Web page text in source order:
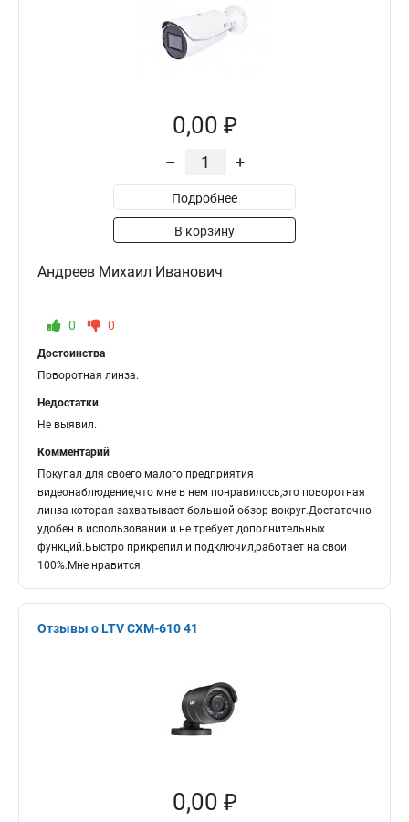
0,00 ₽
– +
Подробнее
В корзину
Андреев Михаил Иванович
0 0
Достоинства
Поворотная линза.
Недостатки
Не выявил.
Комментарий
Покупал для своего малого предприятия
видеонаблюдение,что мне в нем понравилось,это поворотная
линза которая захватывает большой обзор вокруг.Достаточно
удобен в использовании и не требует дополнительных
функций.Быстро прикрепил и подключил,работает на свои
100%.Мне нравится.
Отзывы о LTV CXM-610 41
0,00 ₽